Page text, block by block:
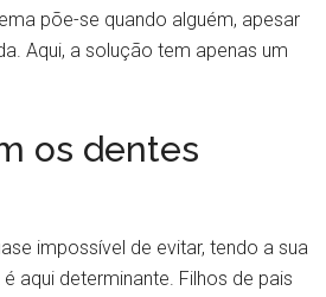
põe-se quando alguém, apesar
Aqui, a solução tem apenas um
os dentes
impossível de evitar, tendo a sua
aqui determinante. Filhos de pais